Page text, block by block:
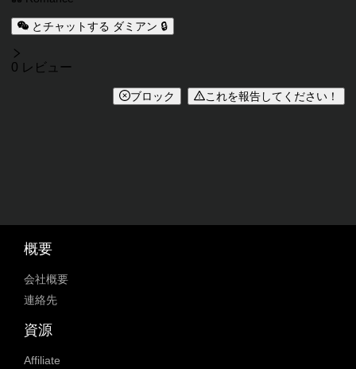
とチャットする ダミアン 🔒
レビュー
0 レビュー
ブロック これを報告してください！
概要
会社概要
連絡先
資源
Affiliate